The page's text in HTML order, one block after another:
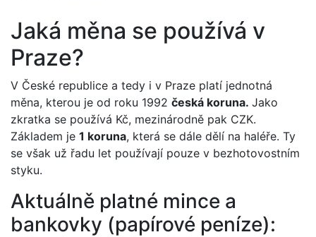
Jaká měna se používá v
Praze?
V České republice a tedy i v Praze platí jednotná
měna, kterou je od roku 1992 česká koruna. Jako
zkratka se používá Kč, mezinárodně pak CZK.
Základem je 1 koruna, která se dále dělí na haléře. Ty
se však už řadu let používají pouze v bezhotovostním
styku.
Aktuálně platné mince a
bankovky (papírové peníze):